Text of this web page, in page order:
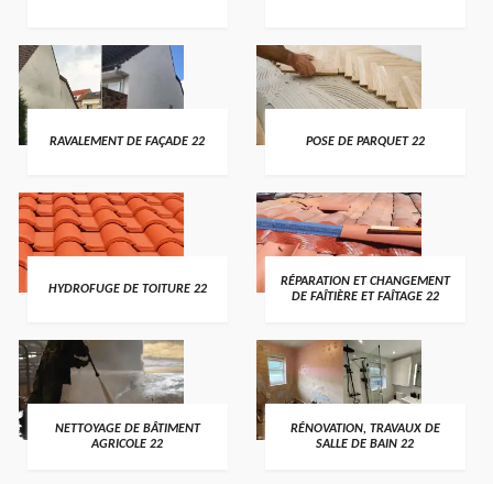
RAVALEMENT DE FAÇADE 22 POSE DE PARQUET 22
HYDROFUGE DE TOITURE 22
RÉPARATION ET CHANGEMENT
DE FAÎTIÈRE ET FAÎTAGE 22
NETTOYAGE DE BÂTIMENT
AGRICOLE 22
RÉNOVATION, TRAVAUX DE
SALLE DE BAIN 22